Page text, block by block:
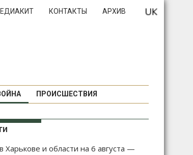
КОНТАКТЫ АРХИВ
ПРОИСШЕСТВИЯ
Харькове и области на 6 августа —